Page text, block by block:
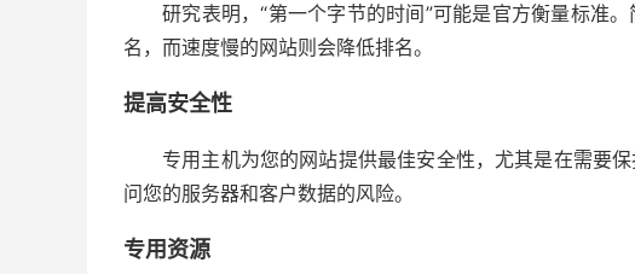
研究表明，“第一个字节的时间”可能是官方衡量标准
名，而速度慢的网站则会降低排名。
提高安全性
专用主机为您的网站提供最佳安全性，尤其是在需要
问您的服务器和客户数据的风险。
专用资源